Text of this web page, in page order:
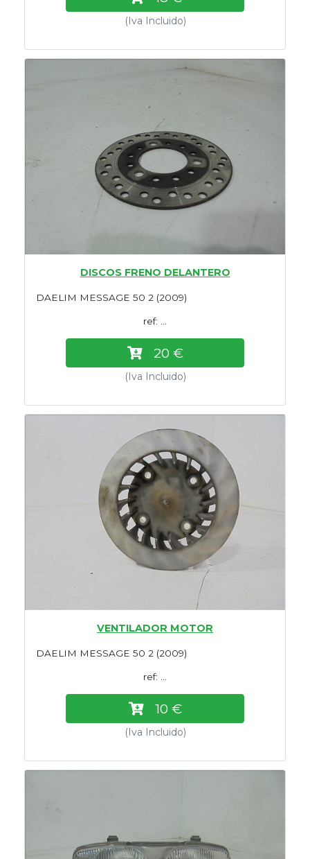
(Iva Incluido)
DISCOS FRENO DELANTERO
DAELIM MESSAGE 50 2 (2009)
ref: ...
20 €
(Iva Incluido)
VENTILADOR MOTOR
DAELIM MESSAGE 50 2 (2009)
ref: ...
10 €
(Iva Incluido)